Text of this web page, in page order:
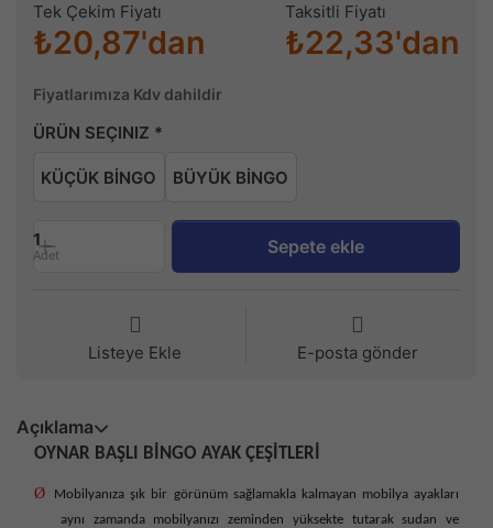
Tek Çekim Fiyatı
₺20,87'dan
Taksitli Fiyatı
₺22,33'dan
Fiyatlarımıza Kdv dahildir
ÜRÜN SEÇINIZ
KÜÇÜK BİNGO BÜYÜK BİNGO
1
Adet Sepete ekle
Listeye Ekle E-posta gönder
Açıklama
OYNAR BAŞLI BİNGO AYAK ÇEŞİTLERİ
Ø
Mobilyanıza şık bir görünüm sağlamakla kalmayan mobilya ayakları
aynı zamanda mobilyanızı zeminden yüksekte tutarak sudan ve